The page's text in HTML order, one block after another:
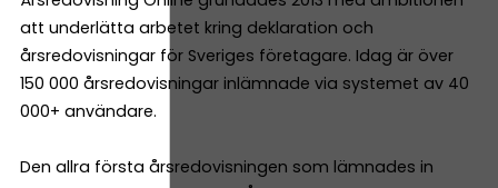
att underlätta arbetet kring deklaration och
årsredovisningar för Sveriges företagare. Idag är över
150 000 årsredovisningar inlämnade via systemet av 40
000+ användare.
Den allra första årsredovisningen som lämnades in